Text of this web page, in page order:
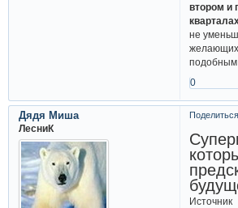
втором и
не
желающих
подобным
0
Поделиться
Дядя Миша
ЛесниК
Источник